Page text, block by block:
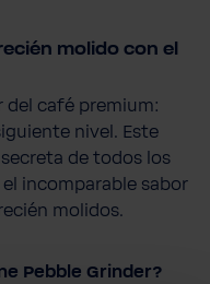
molido con el
del café premium:
nivel. Este
de todos los
incomparable sabor
molidos.
Pebble Grinder?